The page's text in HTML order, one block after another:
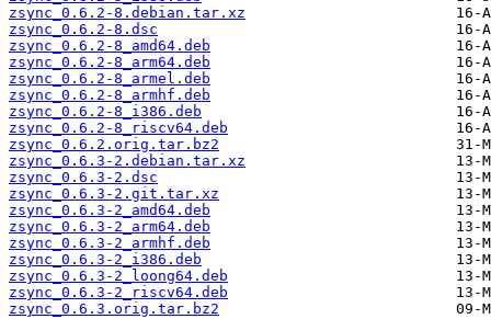
zsync_0.6.2-8.debian.tar.xz
zsync_0.6.2-8.dsc
zsync_0.6.2-8_amd64.deb
zsync_0.6.2-8_arm64.deb
zsync_0.6.2-8_armel.deb
zsync_0.6.2-8_armhf.deb
zsync_0.6.2-8_i386.deb
zsync_0.6.2-8_riscv64.deb
zsync_0.6.2.orig.tar.bz2
zsync_0.6.3-2.debian.tar.xz
zsync_0.6.3-2.dsc
zsync_0.6.3-2.git.tar.xz
zsync_0.6.3-2_amd64.deb
zsync_0.6.3-2_arm64.deb
zsync_0.6.3-2_armhf.deb
zsync_0.6.3-2_i386.deb
zsync_0.6.3-2_loong64.deb
zsync_0.6.3-2_riscv64.deb
zsync_0.6.3.orig.tar.bz2